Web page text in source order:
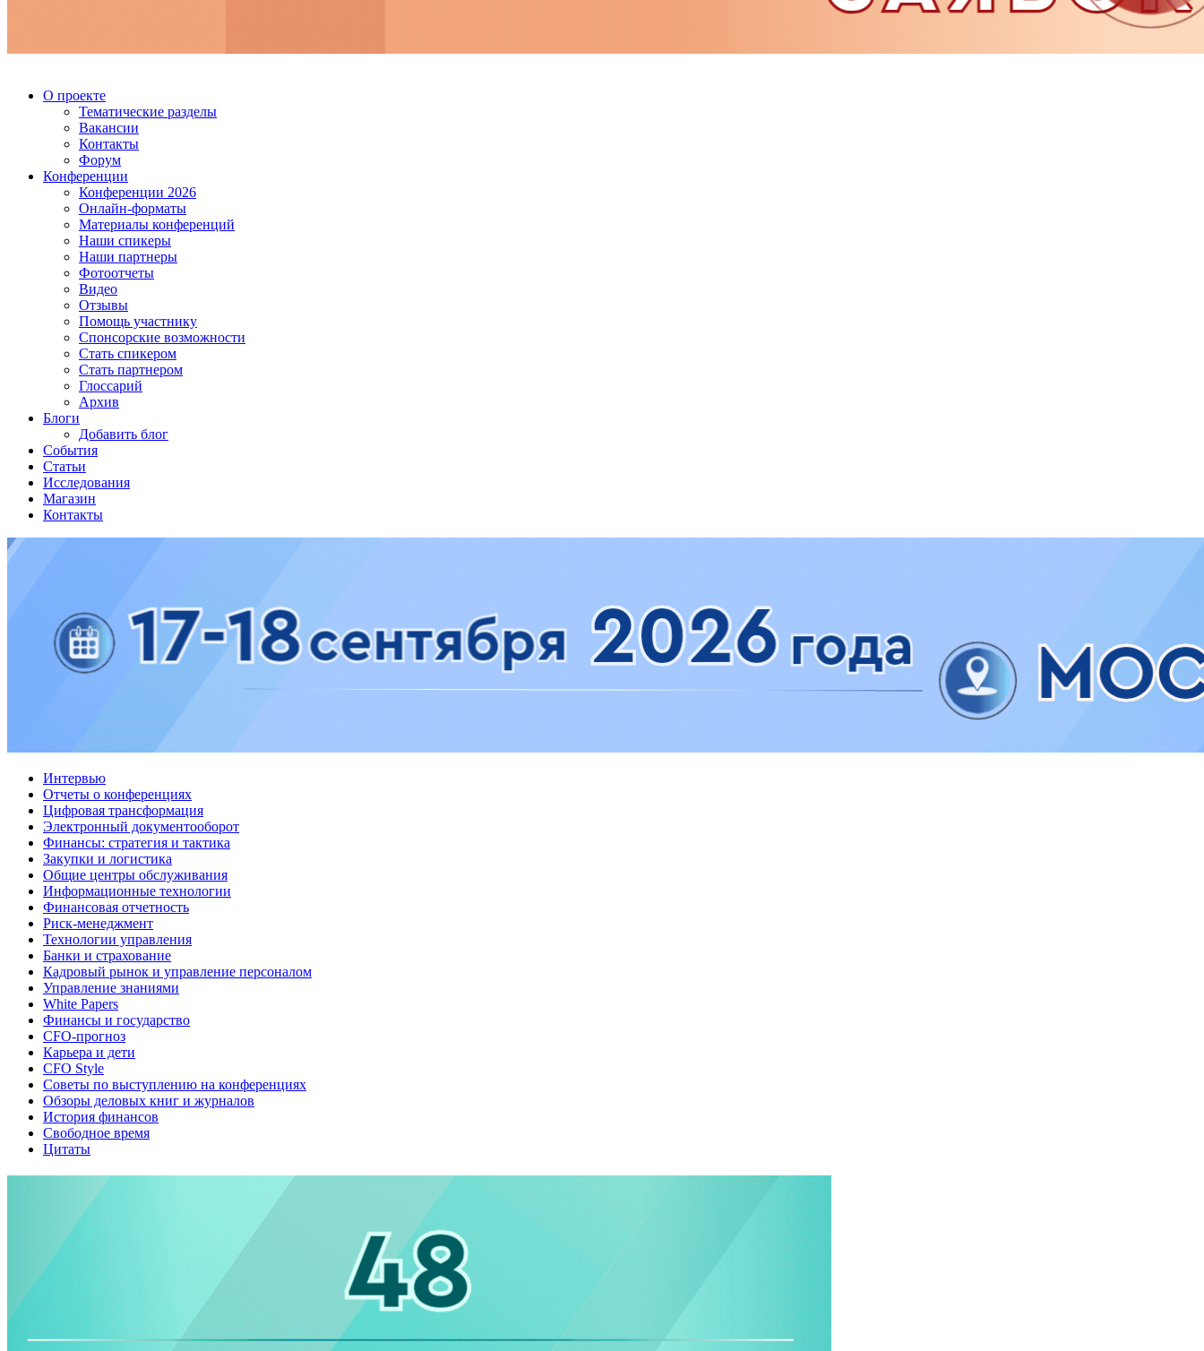
О проекте
Тематические разделы
Вакансии
Контакты
Форум
Конференции
Конференции 2026
Онлайн-форматы
Материалы конференций
Наши спикеры
Наши партнеры
Фотоотчеты
Видео
Отзывы
Помощь участнику
Спонсорские возможности
Стать спикером
Стать партнером
Глоссарий
Архив
Блоги
Добавить блог
События
Статьи
Исследования
Магазин
Контакты
Интервью
Отчеты о конференциях
Цифровая трансформация
Электронный документооборот
Финансы: стратегия и тактика
Закупки и логистика
Общие центры обслуживания
Информационные технологии
Финансовая отчетность
Риск-менеджмент
Технологии управления
Банки и страхование
Кадровый рынок и управление персоналом
Управление знаниями
White Papers
Финансы и государство
CFO-прогноз
Карьера и дети
CFO Style
Советы по выступлению на конференциях
Обзоры деловых книг и журналов
История финансов
Свободное время
Цитаты